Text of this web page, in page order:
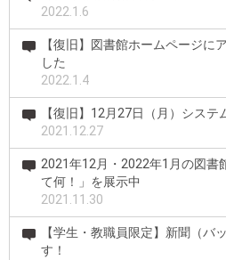
2022.1.6
【復旧】図書館ホームページに
した
2022.1.4
【復旧】12月27日（月）システ
2021.12.27
2021年12月・2022年1月の図書
て何！」を展示中
2021.11.30
【学生・教職員限定】新聞（バ
す！